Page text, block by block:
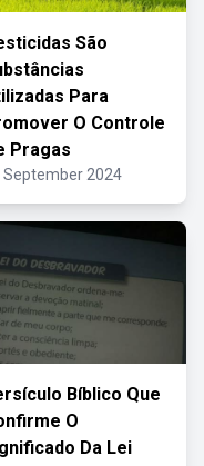
São
Para
O Controle
Pragas
September 2024
Bíblico Que
O
Da Lei